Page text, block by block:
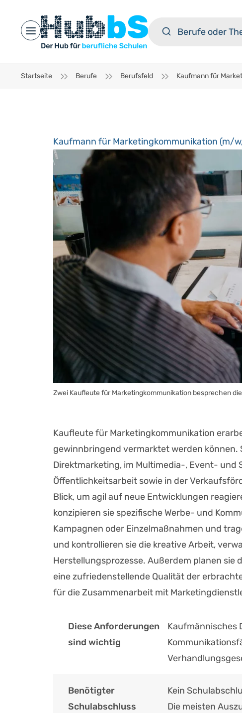
Open main menu
Startseite Berufe Berufsfeld
Kaufmann für Marketingkommunikation (m/
Zwei Kaufleute für Marketingkommunikation besprechen
Kaufleute für Marketingkommunikation
gewinnbringend vermarktet werden können.
Direktmarketing, im Multimedia-, Event- und
Öffentlichkeitsarbeit sowie in der
Blick, um agil auf neue Entwicklungen
konzipieren sie spezifische Werbe- und
Kampagnen oder Einzelmaßnahmen und
und kontrollieren sie die kreative Arbeit,
Herstellungsprozesse. Außerdem planen sie
eine zufriedenstellende Qualität der
für die Zusammenarbeit mit
Diese Anforderungen
sind wichtig
Kaufmännisches
Benötigter
Schulabschluss
Kein
Die meisten